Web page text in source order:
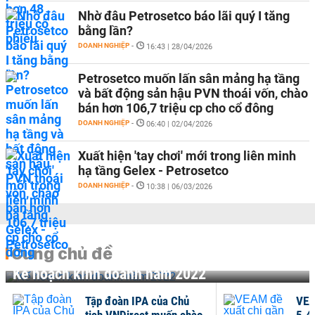
Nhờ đâu Petrosetco báo lãi quý I tăng
bằng lần?
DOANH NGHIỆP - 16:43 | 28/04/2026
Petrosetco muốn lấn sân mảng hạ tầng
và bất động sản hậu PVN thoái vốn, chào
bán hơn 106,7 triệu cp cho cổ đông
DOANH NGHIỆP - 06:40 | 02/04/2026
Xuất hiện 'tay chơi' mới trong liên minh
hạ tầng Gelex - Petrosetco
DOANH NGHIỆP - 10:38 | 06/03/2026
Cùng chủ đề
Kế hoạch kinh doanh năm 2022
Tập đoàn IPA của Chủ